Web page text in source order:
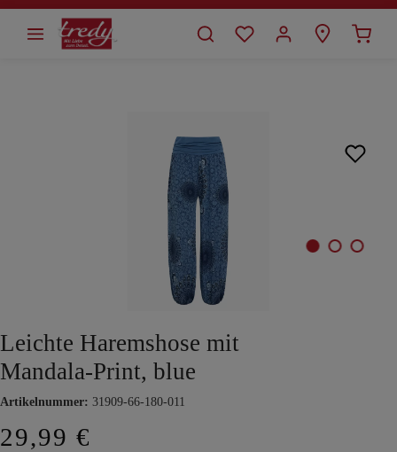
springen
Leichte Haremshose mit
Mandala-Print, blue
Artikelnummer: 31909-66-180-011
29,99 €